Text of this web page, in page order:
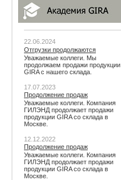
22.06.2024
Отгрузки продолжаются
Уважаемые коллеги. Мы
продолжаем продажи продукции
GIRA с нашего склада.
17.07.2023
Продолжение продаж
Уважаемые коллеги. Компания
ГИЛЭНД продолжает продажи
продукции GIRA со склада в
Москве.
12.12.2022
Продолжение продаж
Уважаемые коллеги. Компания
ГИЛЭНД продолжает продажи
продукции GIRA со склада в
Москве.